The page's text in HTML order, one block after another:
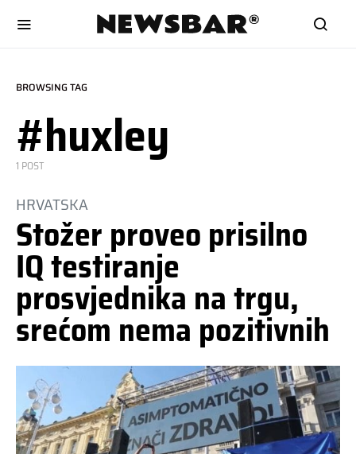
BROWSING TAG
#huxley
1 POST
HRVATSKA
Stožer proveo prisilno
IQ testiranje
prosvjednika na trgu,
srećom nema pozitivnih